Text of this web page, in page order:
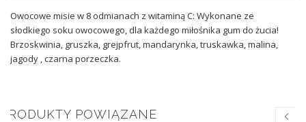
Owocowe misie w 8 odmianach z witaminą C: Wykonane ze
słodkiego soku owocowego, dla każdego miłośnika gum do żucia!
Brzoskwinia, gruszka, grejpfrut, mandarynka, truskawka, malina,
jagody , czarna porzeczka.
PRODUKTY POWIĄZANE